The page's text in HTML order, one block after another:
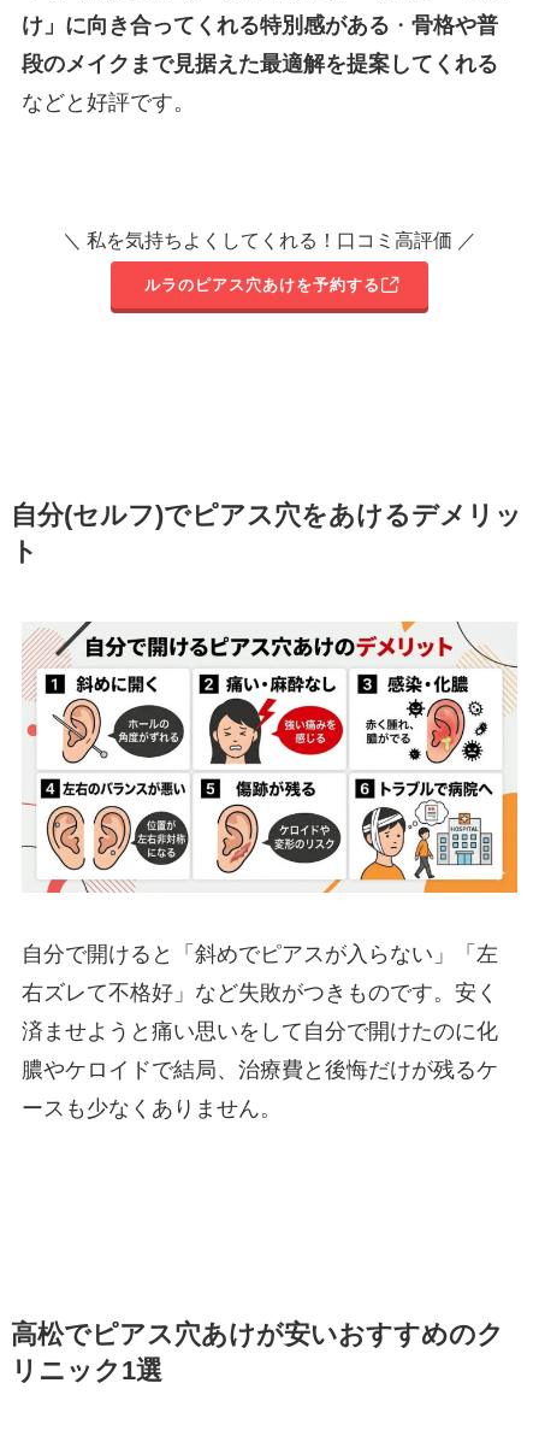
け」に向き合ってくれる特別感がある ・ 骨格や普
段のメイクまで見据えた最適解を提案してくれる
などと好評です。
＼ 私を気持ちよくしてくれる！口コミ高評価 ／
ルラのピアス穴あけを予約する
自分(セルフ)でピアス穴をあけるデメリッ
ト
自分で開けると「斜めでピアスが入らない」「左
右ズレて不格好」など失敗がつきものです。安く
済ませようと痛い思いをして自分で開けたのに化
膿やケロイドで結局、治療費と後悔だけが残るケ
ースも少なくありません。
高松でピアス穴あけが安いおすすめのク
リニック1選